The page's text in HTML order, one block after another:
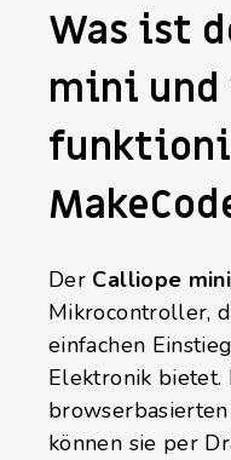
Was ist
mini
Der Calliope mini
Mikrocontroller,
einfachen
Elektronik bietet.
können sie per